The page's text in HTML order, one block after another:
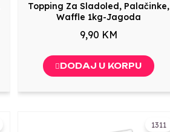
Topping Za Sladoled, Palačinke,
Waffle 1kg-Jagoda
9,90 KM
DODAJ U KORPU
1311